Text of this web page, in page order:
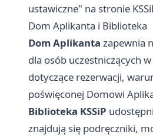
ustawiczne" na stronie
Dom Aplikanta i Biblioteka
Dom Aplikanta zapewnia
dla osób uczestniczących
dotyczące rezerwacji,
poświęconej Domowi
Biblioteka KSSiP
znajdują się podręczniki,